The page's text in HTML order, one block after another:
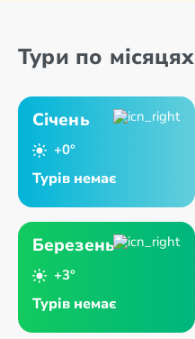
Тури по місяцях
Січень
+0°
Турів немає
Березень
+3°
Турів немає